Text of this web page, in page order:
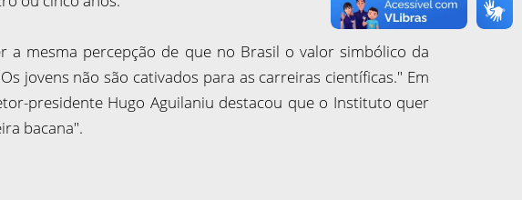
mesma percepção de que no Brasil o valor simbólico da
jovens não são cativados para as carreiras científicas." Em
presidente Hugo Aguilaniu destacou que o Instituto quer
bacana".